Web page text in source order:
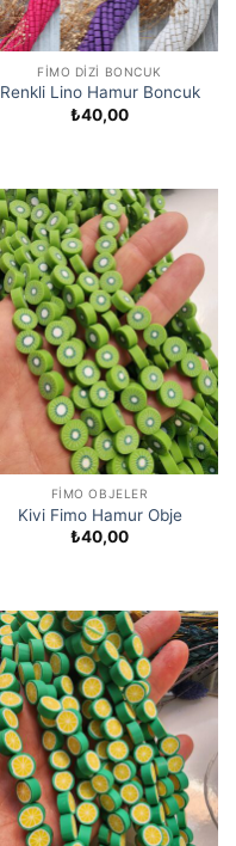
FIMO DIZI BONCUK
Renkli Lino Hamur Boncuk
₺40,00
FIMO OBJELER
Kivi Fimo Hamur Obje
₺40,00